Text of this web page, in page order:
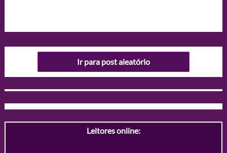
Ir para post aleatório
Leitores online: